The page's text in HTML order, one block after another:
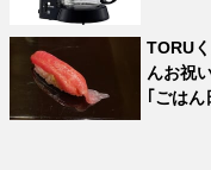
TORU
んお祝
｢ごはん